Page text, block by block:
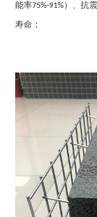
能率75%-91%）、抗
寿命；